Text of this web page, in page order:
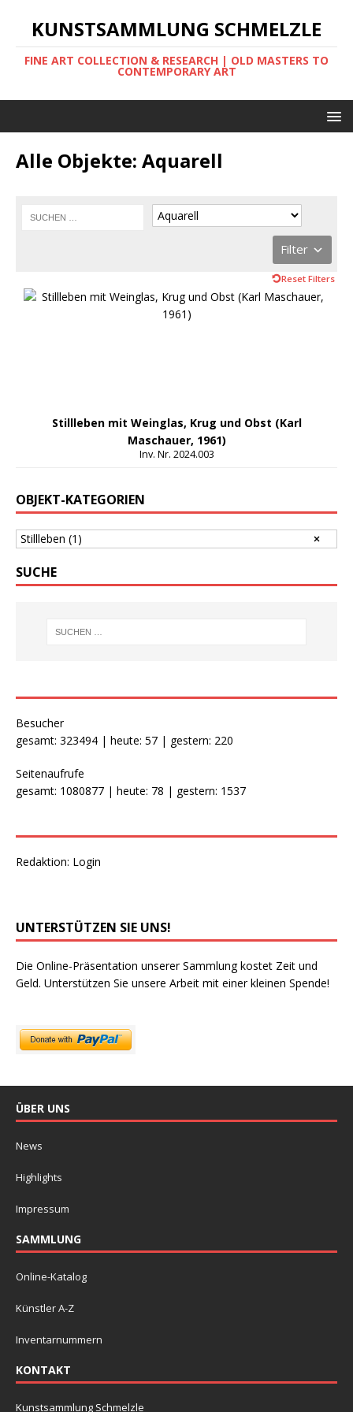
KUNSTSAMMLUNG SCHMELZLE
FINE ART COLLECTION & RESEARCH | OLD MASTERS TO
CONTEMPORARY ART
Alle Objekte: Aquarell
Filter
Reset Filters
Stillleben mit Weinglas, Krug und Obst (Karl
Maschauer, 1961)
Inv. Nr. 2024.003
OBJEKT-KATEGORIEN
Stillleben (1)
SUCHE
Besucher
gesamt: 323494 | heute: 57 | gestern: 220
Seitenaufrufe
gesamt: 1080877 | heute: 78 | gestern: 1537
Redaktion: Login
UNTERSTÜTZEN SIE UNS!
Die Online-Präsentation unserer Sammlung kostet Zeit und
Geld. Unterstützen Sie unsere Arbeit mit einer kleinen Spende!
ÜBER UNS
News
Highlights
Impressum
SAMMLUNG
Online-Katalog
Künstler A-Z
Inventarnummern
KONTAKT
Kunstsammlung Schmelzle